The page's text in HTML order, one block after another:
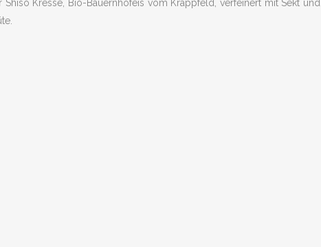
Kresse, Bio-Bauernhofeis vom Krappfeld, verfeinert mit Sekt und